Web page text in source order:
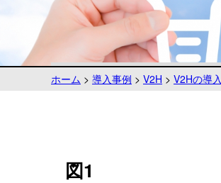
ホーム > 導入事例 > V2H > V2Hの導
図1